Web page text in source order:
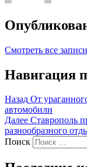
Смотреть все
Навигация
Назад От
автомобили
Далее Ставрополь
разнообразного
Поиск